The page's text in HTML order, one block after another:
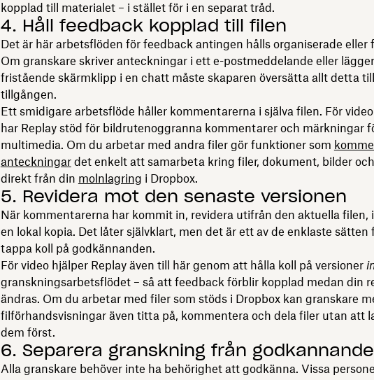
kopplad till materialet – i stället för i en separat tråd.
4. Håll feedback kopplad till filen
Det är här arbetsflöden för feedback antingen hålls organiserade eller
Om granskare skriver anteckningar i ett e-postmeddelande eller
fristående skärmklipp i en chatt måste skaparen översätta allt detta
tillgången.
Ett smidigare arbetsflöde håller kommentarerna i själva filen. För
har Replay stöd för bildrutenoggranna kommentarer och märkningar
multimedia. Om du arbetar med andra filer gör funktioner som
anteckningardet enkelt att samarbeta kring filer, dokument, bilder
direkt från din molnlagring i Dropbox.
5. Revidera mot den senaste versionen
När kommentarerna har kommit in, revidera utifrån den aktuella filen,
en lokal kopia. Det låter självklart, men det är ett av de enklaste sätten
tappa koll på godkännanden.
För video hjälper Replay även till här genom att hålla koll på versioner
granskningsarbetsflödet – så att feedback förblir kopplad medan din
ändras. Om du arbetar med filer som stöds i Dropbox kan granskare
filförhandsvisningar även titta på, kommentera och dela filer utan att
dem först.
6. Separera granskning från godkännande
Alla granskare behöver inte ha behörighet att godkänna. Vissa